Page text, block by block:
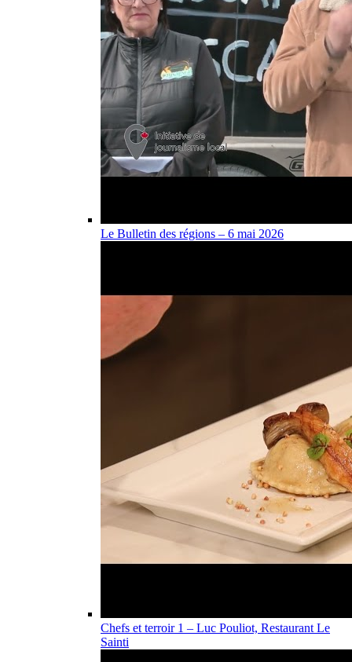
Le Bulletin des régions – 6 mai 2026
Chefs et terroir 1 – Luc Pouliot, Restaurant Le
Sainti